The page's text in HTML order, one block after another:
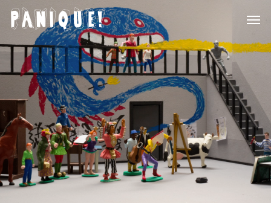
Skip
content
Menu